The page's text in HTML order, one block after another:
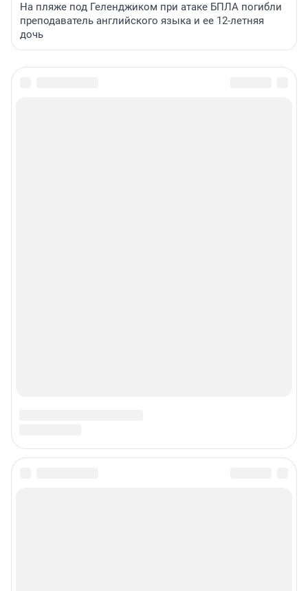
На пляже под Геленджиком при атаке БПЛА погибли
преподаватель английского языка и ее 12-летняя
дочь